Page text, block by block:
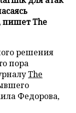
пишет The
решения
пора
The
Федорова,